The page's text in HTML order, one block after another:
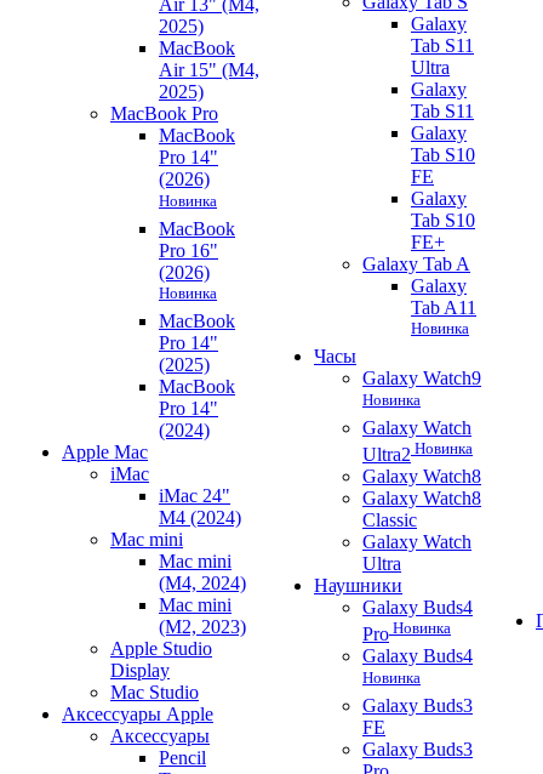
Air 13" (M4,
2025)
MacBook
Air 15" (M4,
2025)
MacBook Pro
MacBook
Pro 14"
(2026)
Новинка
MacBook
Pro 16"
(2026)
Новинка
MacBook
Pro 14"
(2025)
MacBook
Pro 14"
(2024)
Apple Mac
iMac
iMac 24"
M4 (2024)
Mac mini
Mac mini
(M4, 2024)
Mac mini
(M2, 2023)
Apple Studio
Display
Mac Studio
Аксессуары Apple
Аксессуары
Pencil
Galaxy
Tab S11
Ultra
Galaxy
Tab S11
Galaxy
Tab S10
FE
Galaxy
Tab S10
FE+
Galaxy Tab A
Galaxy
Tab A11
Новинка
Часы
Galaxy Watch9
Новинка
Galaxy Watch
Ultra2 Новинка
Galaxy Watch8
Galaxy Watch8
Classic
Galaxy Watch
Ultra
Наушники
Galaxy Buds4
Pro Новинка
Galaxy Buds4
Новинка
Galaxy Buds3
FE
Galaxy Buds3